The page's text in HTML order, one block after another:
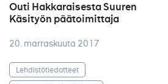
Outi Hakkaraisesta Suuren
Käsityön päätoimittaja
20. marraskuuta 2017
Lehdistötiedotteet